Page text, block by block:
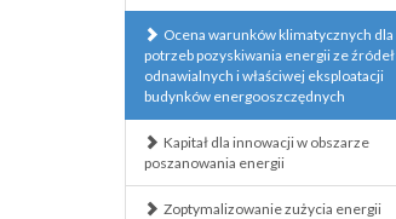
Ocena warunków klimatycznych dla
potrzeb pozyskiwania energii ze źródeł
odnawialnych i właściwej eksploatacji
budynków energooszczędnych
Kapitał dla innowacji w obszarze
poszanowania energii
Zoptymalizowanie zużycia energii